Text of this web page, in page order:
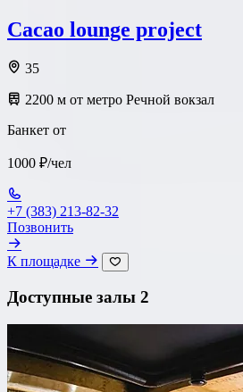
Cacao lounge project
35
2200 м от метро Речной вокзал
Банкет от
1000 ₽/чел
+7 (383) 213-82-32
Позвонить
К площадке
Доступные залы 2